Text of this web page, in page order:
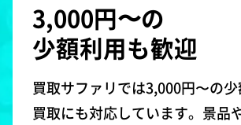
3,000円〜の
少額利用も歓迎
買取サファリでは3,000円〜の
買取にも対応しています。景品